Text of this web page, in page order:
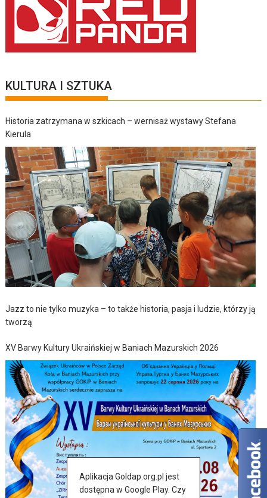
KULTURA I SZTUKA
Historia zatrzymana w szkicach – wernisaż wystawy Stefana
Kierula
Jazz to nie tylko muzyka – to także historia, pasja i ludzie, którzy ją
tworzą
XV Barwy Kultury Ukraińskiej w Baniach Mazurskich 2026
Aplikacja Goldap.org.pl jest
dostępna w Google Play. Czy